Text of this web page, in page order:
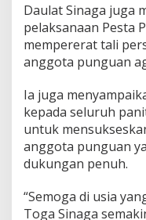
Daulat Sinaga juga
pelaksanaan Pesta
mempererat tali
anggota punguan
Ia juga
kepada seluruh
untuk
anggota punguan
dukungan penuh.
“Semoga di usia
Toga Sinaga